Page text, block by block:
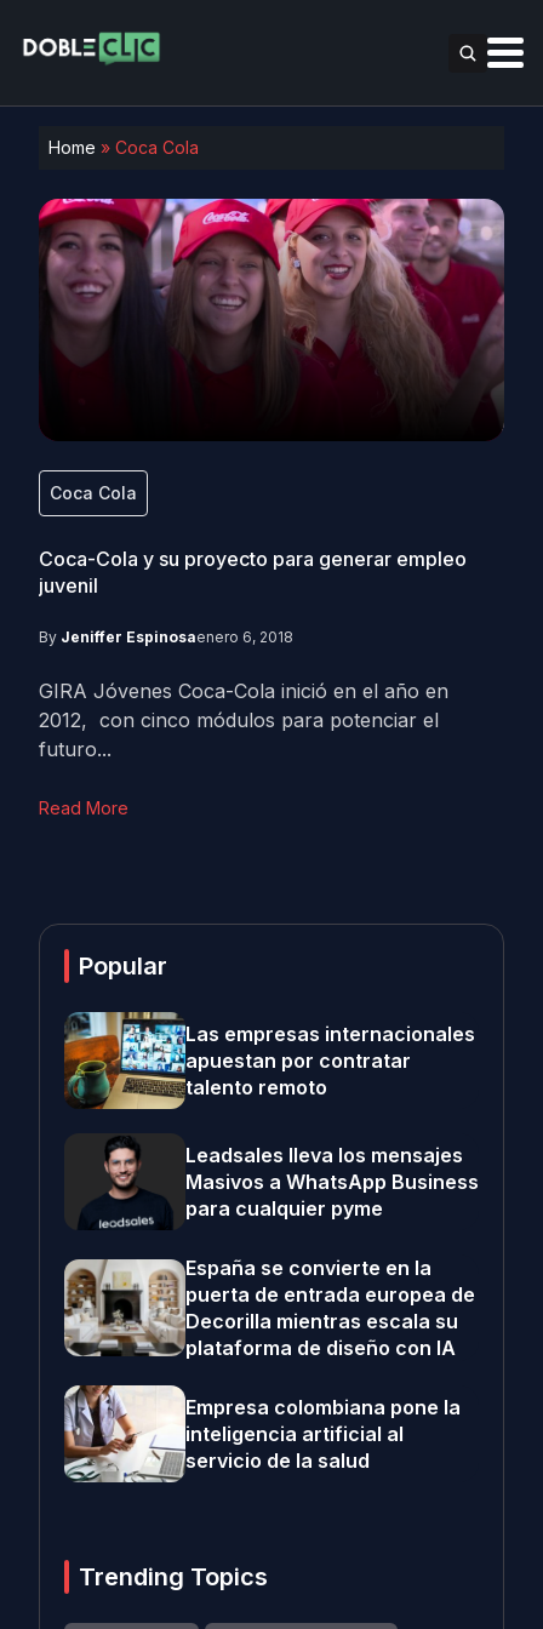
Home » Coca Cola
Coca Cola
Coca-Cola y su proyecto para generar empleo
juvenil
By Jeniffer Espinosaenero 6, 2018
GIRA Jóvenes Coca-Cola inició en el año en
2012, con cinco módulos para potenciar el
futuro...
Read More
Popular
Las empresas internacionales
apuestan por contratar
talento remoto
Leadsales lleva los mensajes
Masivos a WhatsApp Business
para cualquier pyme
España se convierte en la
puerta de entrada europea de
Decorilla mientras escala su
plataforma de diseño con IA
Empresa colombiana pone la
inteligencia artificial al
servicio de la salud
Trending Topics